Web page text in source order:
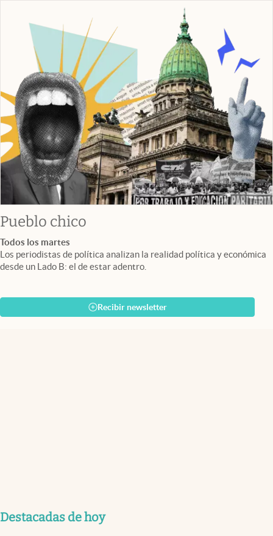
Pueblo chico
Todos los martes
Los periodistas de política analizan la realidad política y económica
desde un Lado B: el de estar adentro.
Recibir newsletter
Destacadas de hoy